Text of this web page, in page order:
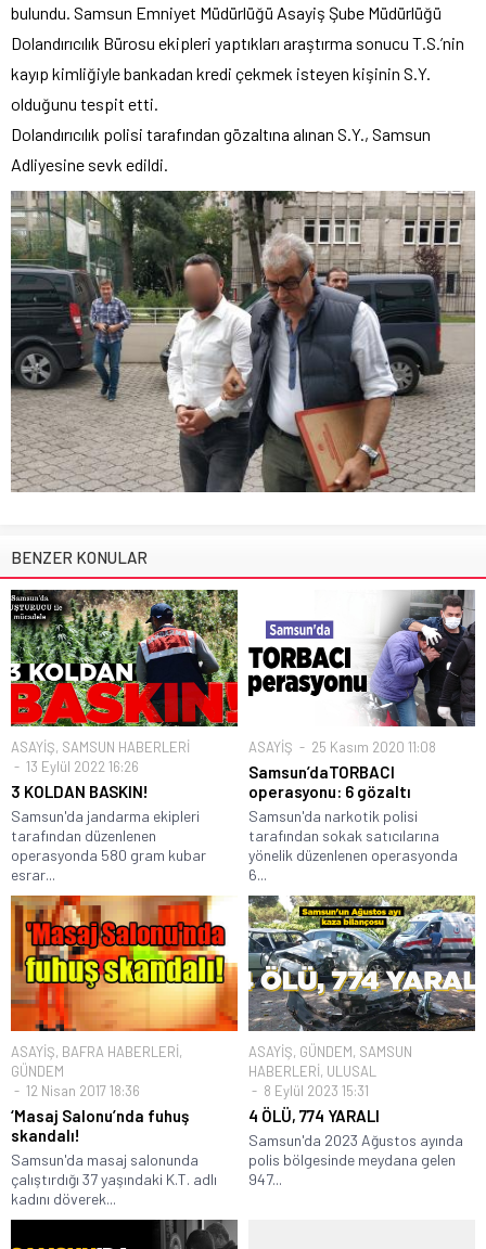
bulundu. Samsun Emniyet Müdürlüğü Asayiş Şube Müdürlüğü
Dolandırıcılık Bürosu ekipleri yaptıkları araştırma sonucu T.S.’nin
kayıp kimliğiyle bankadan kredi çekmek isteyen kişinin S.Y.
olduğunu tespit etti.
Dolandırıcılık polisi tarafından gözaltına alınan S.Y., Samsun
Adliyesine sevk edildi.
BENZER KONULAR
ASAYİŞ, SAMSUN HABERLERİ
13 Eylül 2022 16:26
3 KOLDAN BASKIN!
Samsun'da jandarma ekipleri
tarafından düzenlenen
operasyonda 580 gram kubar
esrar...
ASAYİŞ 25 Kasım 2020 11:08
Samsun’daTORBACI
operasyonu: 6 gözaltı
Samsun'da narkotik polisi
tarafından sokak satıcılarına
yönelik düzenlenen operasyonda
6...
ASAYİŞ, BAFRA HABERLERİ,
GÜNDEM
12 Nisan 2017 18:36
‘Masaj Salonu’nda fuhuş
skandalı!
Samsun'da masaj salonunda
çalıştırdığı 37 yaşındaki K.T. adlı
kadını döverek...
ASAYİŞ, GÜNDEM, SAMSUN
HABERLERİ, ULUSAL
8 Eylül 2023 15:31
4 ÖLÜ, 774 YARALI
Samsun'da 2023 Ağustos ayında
polis bölgesinde meydana gelen
947...